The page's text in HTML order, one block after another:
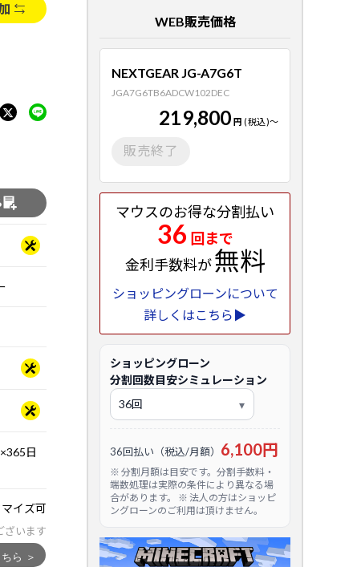
日
イズ可
ざいます
WEB販売価格
NEXTGEAR JG-A7G6T
JGA7G6TB6ADCW102DEC
219,800 円 (税込)～
販売終了
マウスのお得な分割払い
36 回まで
金利手数料が無料
ショッピングローンについて
詳しくはこちら▶
ショッピングローン
分割回数目安シミュレーション
36回払い（税込/月額） 6,100円
※ 分割月額は目安です。分割手数料・
端数処理は実際の条件により異なる場
合があります。 ※ 法人の方はショッピ
ングローンのご利用は頂けません。